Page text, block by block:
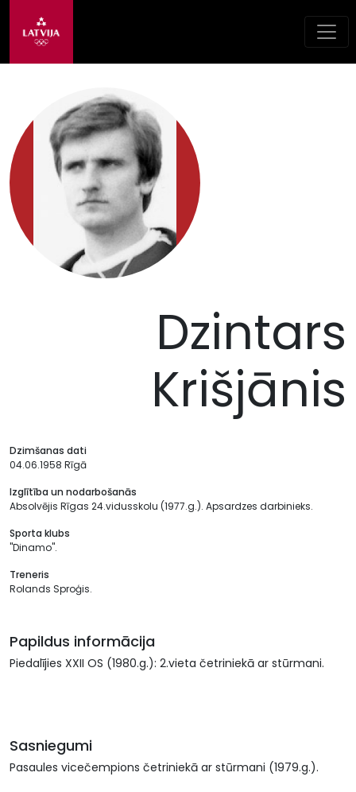
Dzintars
Krišjānis
Dzimšanas dati
04.06.1958 Rīgā
Izglītība un nodarbošanās
Absolvējis Rīgas 24.vidusskolu (1977.g.). Apsardzes darbinieks.
Sporta klubs
"Dinamo".
Treneris
Rolands Sproģis.
Papildus informācija
Piedalījies XXII OS (1980.g.): 2.vieta četriniekā ar stūrmani.
Sasniegumi
Pasaules vicečempions četriniekā ar stūrmani (1979.g.).